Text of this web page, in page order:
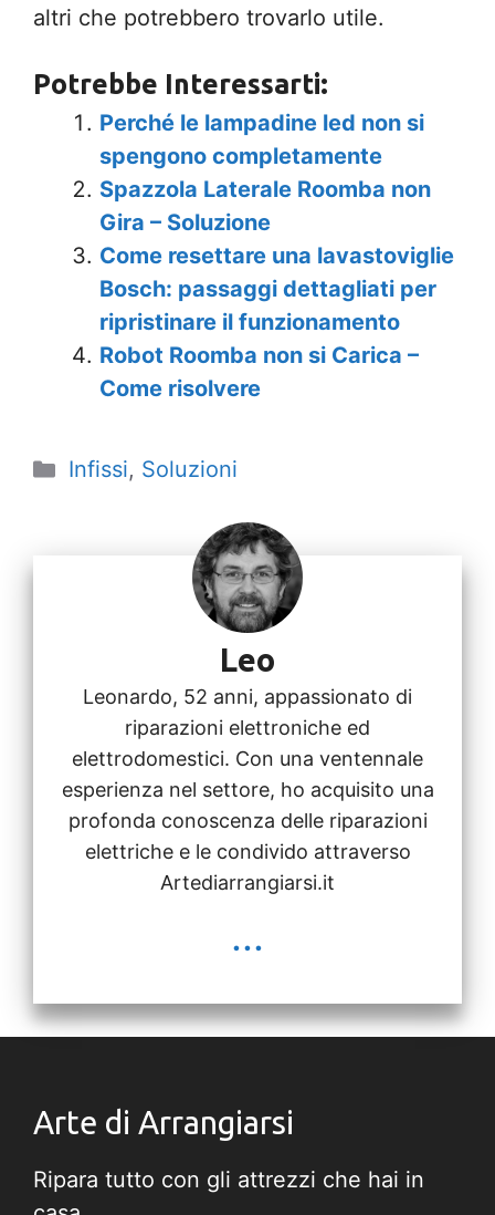
altri che potrebbero trovarlo utile.
Potrebbe Interessarti:
Perché le lampadine led non si
spengono completamente
Spazzola Laterale Roomba non
Gira – Soluzione
Come resettare una lavastoviglie
Bosch: passaggi dettagliati per
ripristinare il funzionamento
Robot Roomba non si Carica –
Come risolvere
C
Infissi, Soluzioni
Leo
Leonardo, 52 anni, appassionato di
riparazioni elettroniche ed
elettrodomestici. Con una ventennale
esperienza nel settore, ho acquisito una
profonda conoscenza delle riparazioni
elettriche e le condivido attraverso
Artediarrangiarsi.it
...
Arte di Arrangiarsi
Ripara tutto con gli attrezzi che hai in